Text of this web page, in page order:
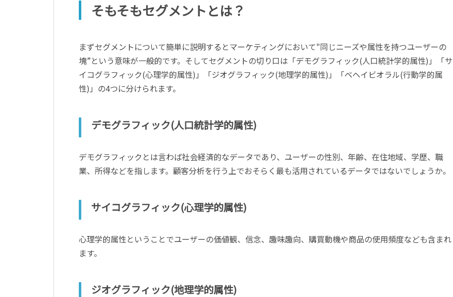
そもそもセグメントとは？
まずセグメントについて簡単に説明するとマーケティングにおいて"同じニーズや属性を持つユーザーの
塊”という意味が一般的です。そしてセグメントの切り口は「デモグラフィック(人口統計学的属性)」「サ
イコグラフィック(心理学的属性)」「ジオグラフィック(地理学的属性)」「ベヘイビオラル(行動学的属
性)」の4つに分けられます。
デモグラフィック(人口統計学的属性)
デモグラフィックとは言わば社会経済的なデータであり、ユーザーの性別、年齢、在住地域、学歴、職
業、所得などを指します。顧客分析を行う上でおそらく最も活用されているデータではないでしょうか。
サイコグラフィック(心理学的属性)
心理学的属性ということでユーザーの価値観、信念、趣味趣向、購買動機や商品の使用頻度なども含まれ
ます。
ジオグラフィック(地理学的属性)